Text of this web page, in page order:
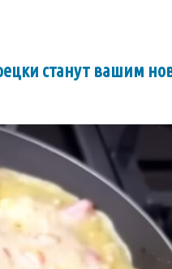
станут вашим